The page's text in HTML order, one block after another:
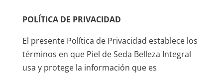
POLÍTICA DE PRIVACIDAD
El presente Política de Privacidad establece los
términos en que Piel de Seda Belleza Integral
usa y protege la información que es